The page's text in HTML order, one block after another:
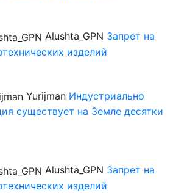
Alushta_GPN Запрет на
изделий
Yurijman Индустриально
существует на Земле десятки
Alushta_GPN Запрет на
изделий